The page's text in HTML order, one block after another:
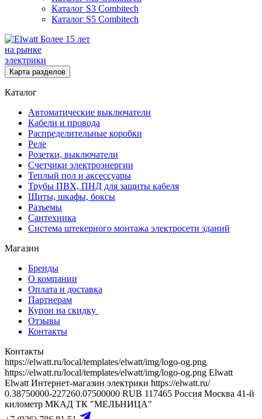
Каталог S3 Combitech
Каталог S5 Combitech
Более 15 лет
на рынке
электрики
Карта разделов
Каталог
Автоматические выключатели
Кабели и провода
Распределительные коробки
Реле
Розетки, выключатели
Счетчики электроэнергии
Теплый пол и аксессуары
Трубы ПВХ, ПНД для защиты кабеля
Щиты, шкафы, боксы
Разъемы
Сантехника
Система штекерного монтажа электросети зданий
Магазин
Бренды
О компании
Оплата и доставка
Партнерам
Купон на скидку
Отзывы
Контакты
Контакты
https://elwatt.ru/local/templates/elwatt/img/logo-og.png
https://elwatt.ru/local/templates/elwatt/img/logo-og.png Elwatt
Elwatt Интернет-магазин электрики https://elwatt.ru/
0.38750000-227260.07500000 RUB 117465 Россия Москва 41-й
километр МКАД ТК "МЕЛЬНИЦА"